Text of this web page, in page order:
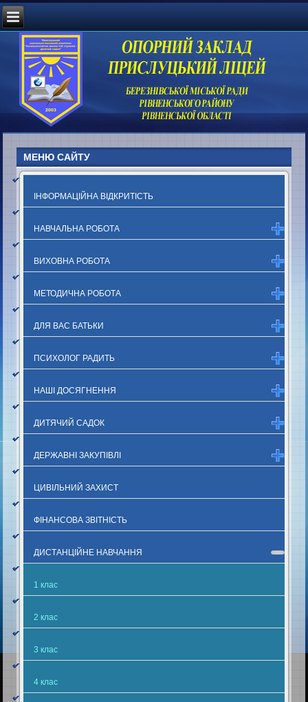
МЕНЮ САЙТУ
ІНФОРМАЦІЙНА ВІДКРИТІСТЬ
НАВЧАЛЬНА РОБОТА
ВИХОВНА РОБОТА
МЕТОДИЧНА РОБОТА
ДЛЯ ВАС БАТЬКИ
ПСИХОЛОГ РАДИТЬ
НАШІ ДОСЯГНЕННЯ
ДИТЯЧИЙ САДОК
ДЕРЖАВНІ ЗАКУПІВЛІ
ЦИВІЛЬНИЙ ЗАХИСТ
ФІНАНСОВА ЗВІТНІСТЬ
ДИСТАНЦІЙНЕ НАВЧАННЯ
1 клас
2 клас
3 клас
4 клас